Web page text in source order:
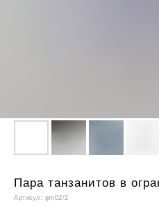
Пара танзанитов в
Артикул: gm02/2